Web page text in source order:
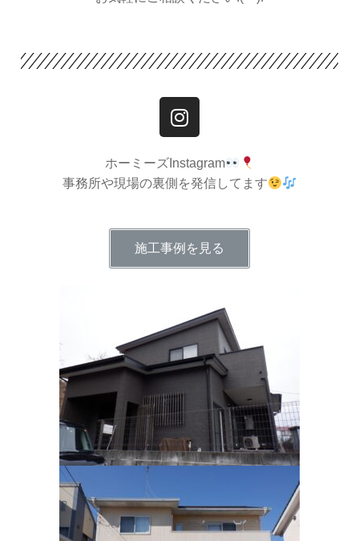
ホーミーズInstagram
事務所や現場の裏側を発信してます
施工事例を見る